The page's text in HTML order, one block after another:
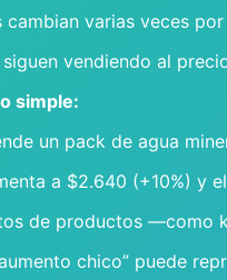
varias veces
vendiendo al
simple:
un pack de agua
a $2.640 (+10%) y
de productos —como
chico” puede